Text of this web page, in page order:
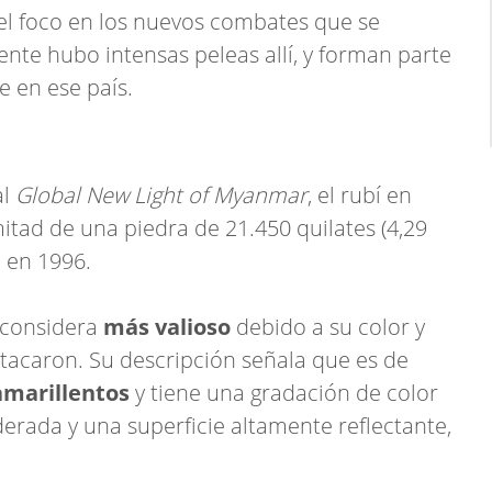
foco en los nuevos combates que se
hubo intensas peleas allí, y forman parte
en ese país.
Global New Light of Myanmar, el rubí en
de una piedra de 21.450 quilates (4,29
1996.
más valioso debido a su color y
Su descripción señala que es de
y tiene una gradación de color
y una superficie altamente reflectante,